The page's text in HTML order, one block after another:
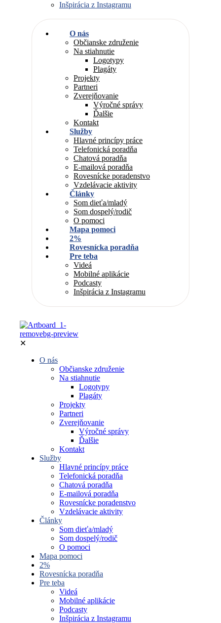
Inšpirácia z Instagramu
O nás
Občianske združenie
Na stiahnutie
Logotypy
Plagáty
Projekty
Partneri
Zverejňovanie
Výročné správy
Ďalšie
Kontakt
Služby
Hlavné princípy práce
Telefonická poradňa
Chatová poradňa
E-mailová poradňa
Rovesnícke poradenstvo
Vzdelávacie aktivity
Články
Som dieťa/mladý
Som dospelý/rodič
O pomoci
Mapa pomoci
2%
Rovesnícka poradňa
Pre teba
Videá
Mobilné aplikácie
Podcasty
Inšpirácia z Instagramu
✕
O nás
Občianske združenie
Na stiahnutie
Logotypy
Plagáty
Projekty
Partneri
Zverejňovanie
Výročné správy
Ďalšie
Kontakt
Služby
Hlavné princípy práce
Telefonická poradňa
Chatová poradňa
E-mailová poradňa
Rovesnícke poradenstvo
Vzdelávacie aktivity
Články
Som dieťa/mladý
Som dospelý/rodič
O pomoci
Mapa pomoci
2%
Rovesnícka poradňa
Pre teba
Videá
Mobilné aplikácie
Podcasty
Inšpirácia z Instagramu